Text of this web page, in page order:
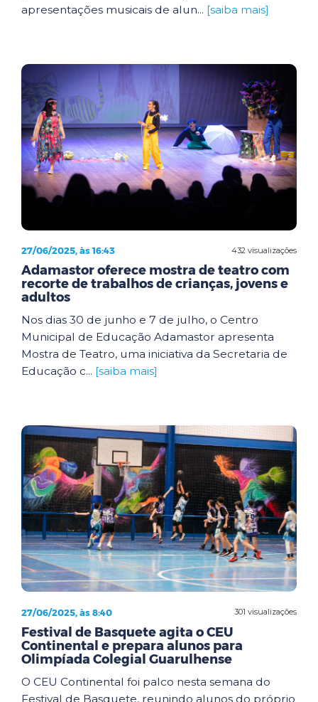
apresentações musicais de alun... [saiba mais]
432 visualizações
27/06/2025, às 16:43
Adamastor oferece mostra de teatro com
recorte de trabalhos de crianças, jovens e
adultos
Nos dias 30 de junho e 7 de julho, o Centro
Municipal de Educação Adamastor apresenta
Mostra de Teatro, uma iniciativa da Secretaria de
Educação c... [saiba mais]
301 visualizações
27/06/2025, às 8:40
Festival de Basquete agita o CEU
Continental e prepara alunos para
Olimpíada Colegial Guarulhense
O CEU Continental foi palco nesta semana do
Festival de Basquete, reunindo alunos do próprio